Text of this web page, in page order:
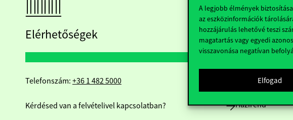
A legjobb élmények
az eszközinformációk
hozzájárulás lehetővé teszi
magatartás vagy egyedi
visszavonása negatívan
Elfogad
Elérhetőségek
Telefonszám: +36 1 482 5000
Kérdésed van a felvételivel kapcsolatban?
Hasznos
Nyitvatartás
Házirend